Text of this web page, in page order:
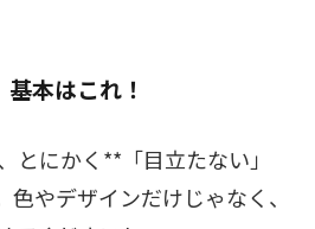
本はこれ！
とにかく**「目立たない」
色やデザインだけじゃなく、